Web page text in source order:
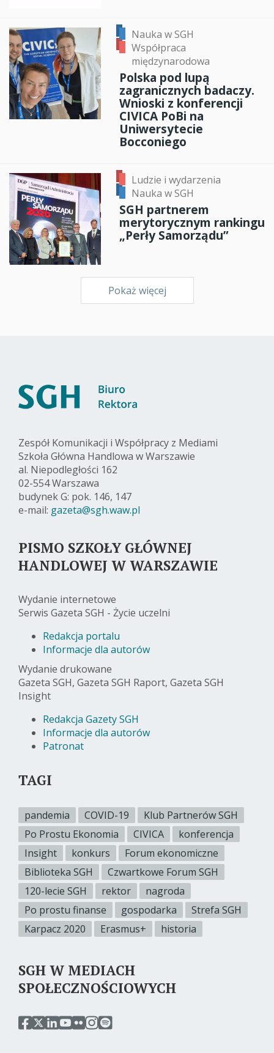
Nauka w SGH
Współpraca
międzynarodowa
Polska pod lupą
zagranicznych badaczy.
Wnioski z konferencji
CIVICA PoBi na
Uniwersytecie
Bocconiego
Ludzie i wydarzenia
Nauka w SGH
SGH partnerem
merytorycznym rankingu
„Perły Samorządu”
Pokaż więcej
Zespół Komunikacji i Współpracy z Mediami
Szkoła Główna Handlowa w Warszawie
al. Niepodległości 162
02-554 Warszawa
budynek G: pok. 146, 147
e-mail: gazeta@sgh.waw.pl
PISMO SZKOŁY GŁÓWNEJ
HANDLOWEJ W WARSZAWIE
Wydanie internetowe
Serwis Gazeta SGH - Życie uczelni
Redakcja portalu
Informacje dla autorów
Wydanie drukowane
Gazeta SGH, Gazeta SGH Raport, Gazeta SGH
Insight
Redakcja Gazety SGH
Informacje dla autorów
Patronat
TAGI
pandemia COVID-19
Klub Partnerów SGH
Po Prostu Ekonomia
CIVICA
konferencja
Insight
konkurs
Forum ekonomiczne
Biblioteka SGH
Czwartkowe Forum SGH
120-lecie SGH
rektor
nagroda
Po prostu finanse
gospodarka
Strefa SGH
Karpacz 2020
Erasmus+ historia
SGH W MEDIACH
SPOŁECZNOŚCIOWYCH
przejdź
przejdź
przejdź
przejdź
przejdź
przejdźprzejdź